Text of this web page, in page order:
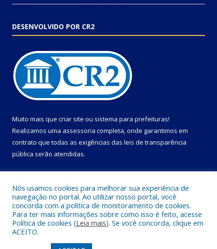
DESENVOLVIDO POR CR2
Muito mais que criar site ou sistema para prefeituras!
Realizamos uma assessoria completa, onde garantimos em
contrato que todas as exigências das leis de transparência
pública serão atendidas.
Todos os direitos reservados a Câmara Municipal de Primavera.
Nós usamos cookies para melhorar sua experiência de
navegação no portal. Ao utilizar nosso portal, você
concorda com a política de monitoramento de cookies.
Para ter mais informações sobre como isso é feito, acesse
Política de cookies (Leia mais). Se você concorda, clique em
ACEITO.